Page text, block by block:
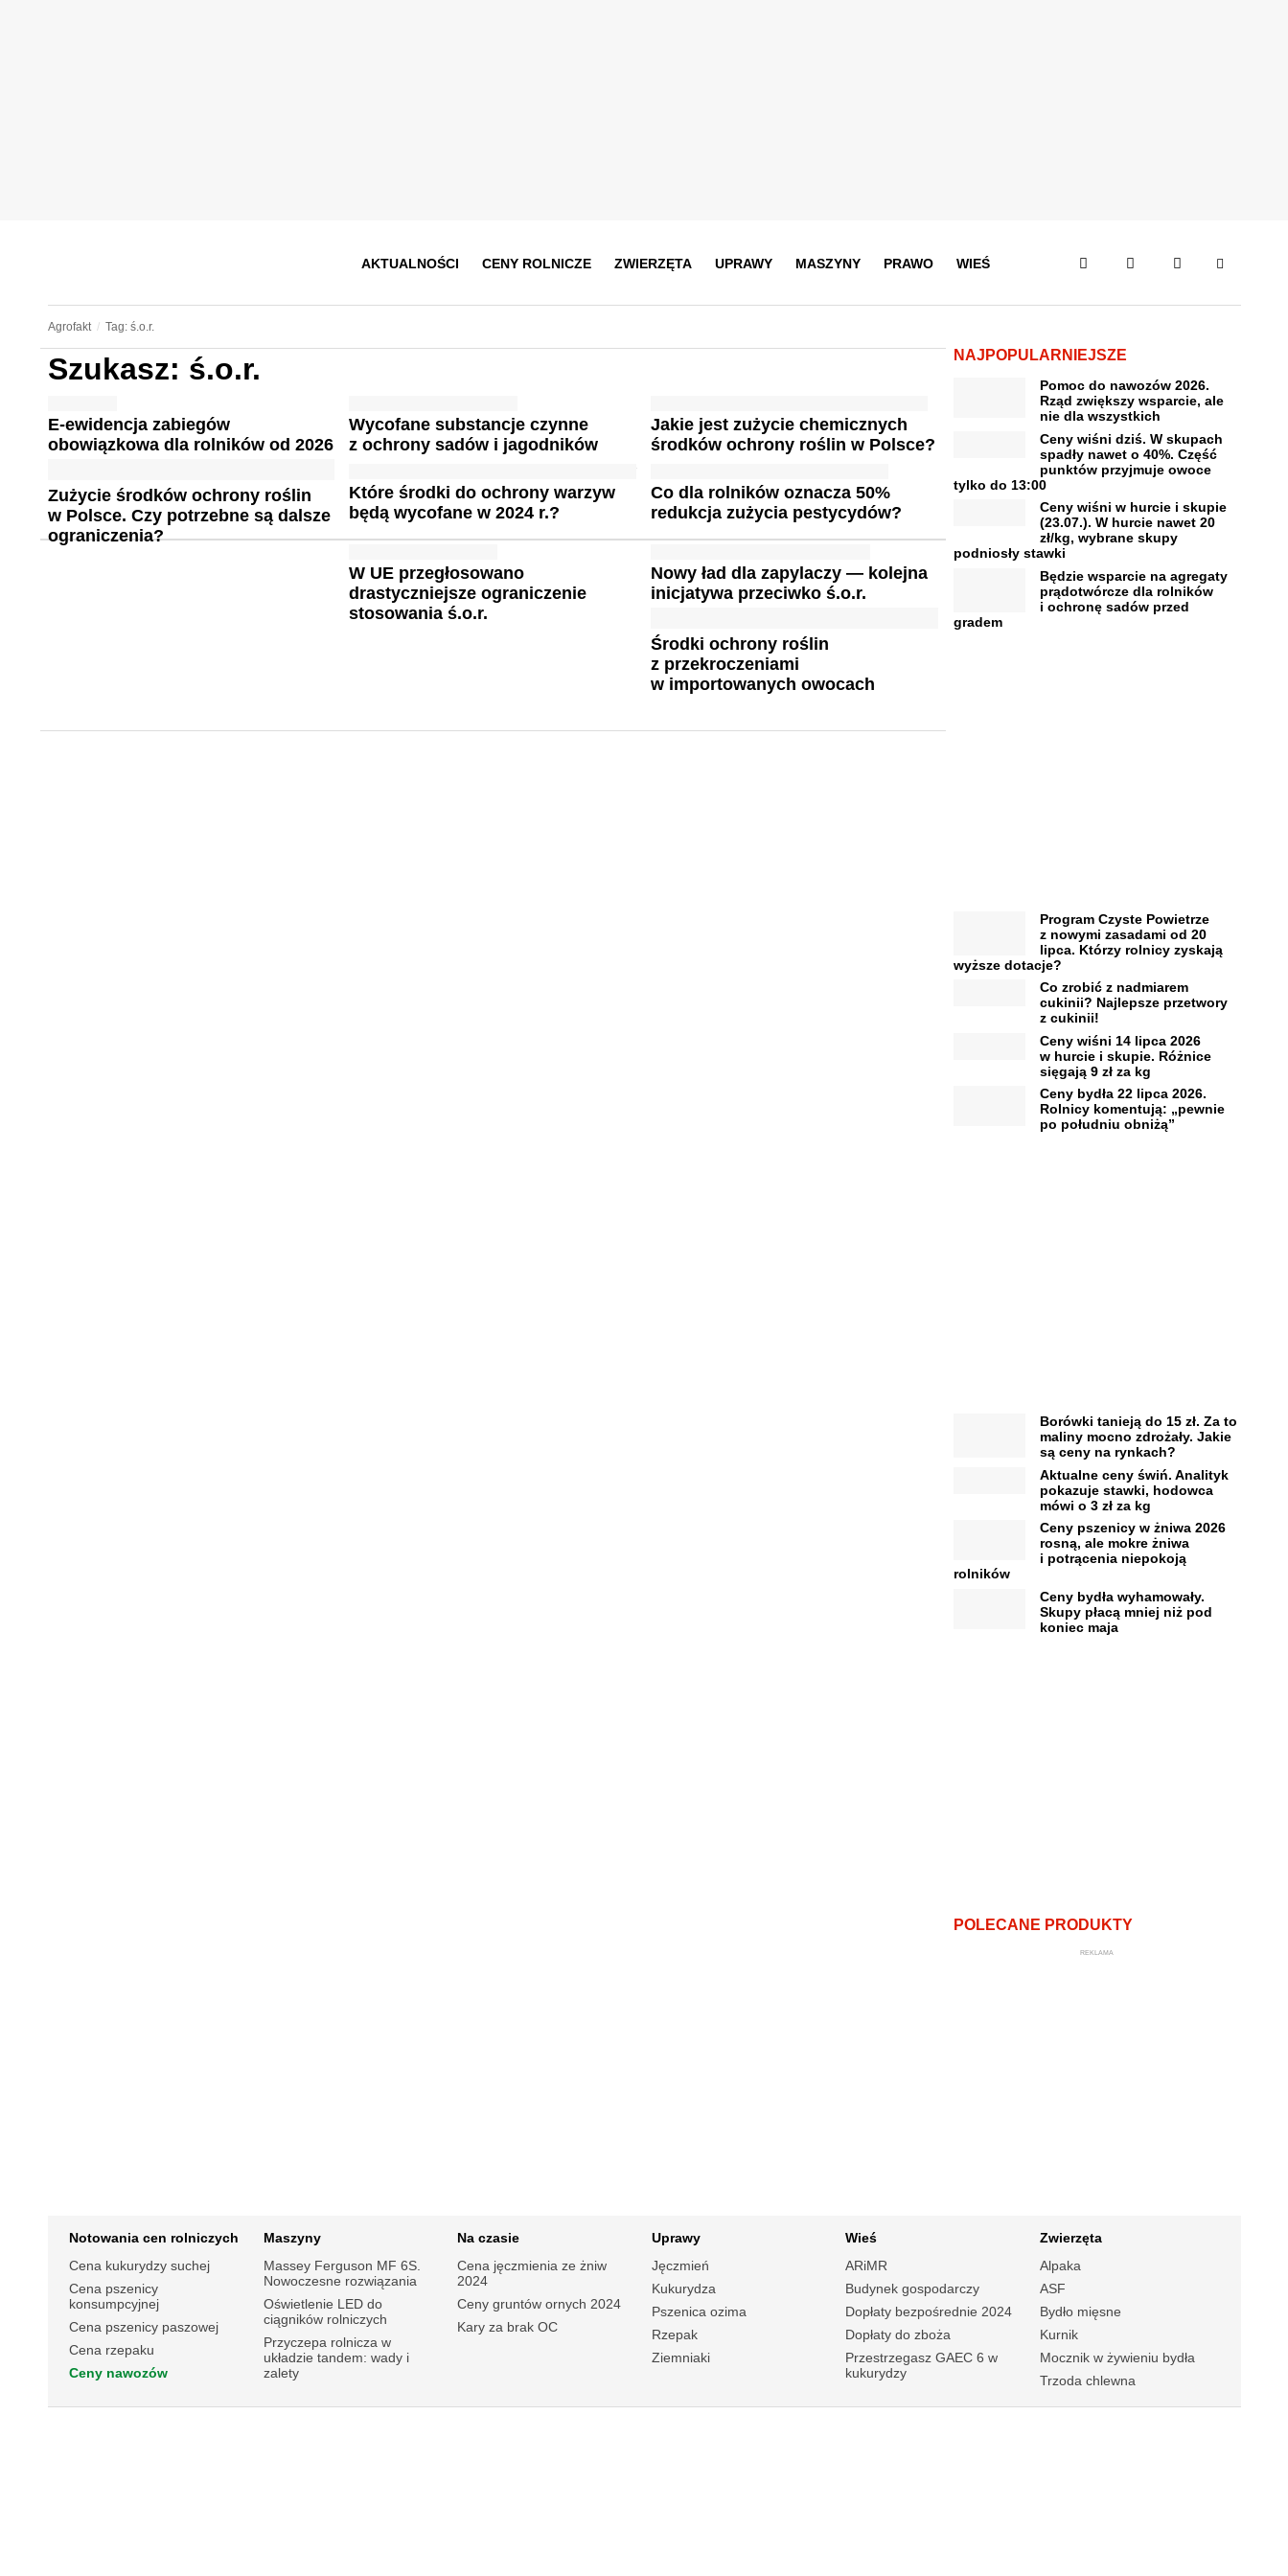
AKTUALNOŚCI CENY ROLNICZE ZWIERZĘTA UPRAWY MASZYNY PRAWO WIEŚ
Agrofakt Tag: ś.o.r.
Szukasz: ś.o.r.
E-ewidencja zabiegów
obowiązkowa dla rolników od 2026
Wycofane substancje czynne
z ochrony sadów i jagodników
Jakie jest zużycie chemicznych
środków ochrony roślin w Polsce?
Zużycie środków ochrony roślin
w Polsce. Czy potrzebne są dalsze
ograniczenia?
Które środki do ochrony warzyw
będą wycofane w 2024 r.?
Co dla rolników oznacza 50%
redukcja zużycia pestycydów?
W UE przegłosowano
drastyczniejsze ograniczenie
stosowania ś.o.r.
Nowy ład dla zapylaczy — kolejna
inicjatywa przeciwko ś.o.r.
Środki ochrony roślin
z przekroczeniami
w importowanych owocach
NAJPOPULARNIEJSZE
Pomoc do nawozów 2026.
Rząd zwiększy wsparcie, ale
nie dla wszystkich
Ceny wiśni dziś. W skupach
spadły nawet o 40%. Część
punktów przyjmuje owoce
tylko do 13:00
Ceny wiśni w hurcie i skupie
(23.07.). W hurcie nawet 20
zł/kg, wybrane skupy
podniosły stawki
Będzie wsparcie na agregaty
prądotwórcze dla rolników
i ochronę sadów przed
gradem
Program Czyste Powietrze
z nowymi zasadami od 20
lipca. Którzy rolnicy zyskają
wyższe dotacje?
Co zrobić z nadmiarem
cukinii? Najlepsze przetwory
z cukinii!
Ceny wiśni 14 lipca 2026
w hurcie i skupie. Różnice
sięgają 9 zł za kg
Ceny bydła 22 lipca 2026.
Rolnicy komentują: „pewnie
po południu obniżą”
Borówki tanieją do 15 zł. Za to
maliny mocno zdrożały. Jakie
są ceny na rynkach?
Aktualne ceny świń. Analityk
pokazuje stawki, hodowca
mówi o 3 zł za kg
Ceny pszenicy w żniwa 2026
rosną, ale mokre żniwa
i potrącenia niepokoją
rolników
Ceny bydła wyhamowały.
Skupy płacą mniej niż pod
koniec maja
POLECANE PRODUKTY
REKLAMA
Notowania cen rolniczych
Cena kukurydzy suchej
Cena pszenicy
konsumpcyjnej
Cena pszenicy paszowej
Cena rzepaku
Ceny nawozów
Maszyny
Massey Ferguson MF 6S.
Nowoczesne rozwiązania
Oświetlenie LED do
ciągników rolniczych
Przyczepa rolnicza w
układzie tandem: wady i
zalety
Na czasie
Cena jęczmienia ze żniw
2024
Ceny gruntów ornych 2024
Kary za brak OC
Uprawy
Jęczmień
Kukurydza
Pszenica ozima
Rzepak
Ziemniaki
Wieś
ARiMR
Budynek gospodarczy
Dopłaty bezpośrednie 2024
Dopłaty do zboża
Przestrzegasz GAEC 6 w
kukurydzy
Zwierzęta
Alpaka
ASF
Bydło mięsne
Kurnik
Mocznik w żywieniu bydła
Trzoda chlewna